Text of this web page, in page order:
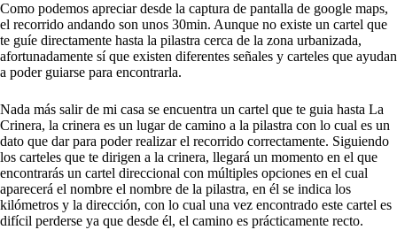
Como podemos apreciar desde la captura de pantalla de google maps,
el recorrido andando son unos 30min. Aunque no existe un cartel que
te guíe directamente hasta la pilastra cerca de la zona urbanizada,
afortunadamente sí que existen diferentes señales y carteles que ayudan
a poder guiarse para encontrarla.
Nada más salir de mi casa se encuentra un cartel que te guia hasta La
Crinera, la crinera es un lugar de camino a la pilastra con lo cual es un
dato que dar para poder realizar el recorrido correctamente. Siguiendo
los carteles que te dirigen a la crinera, llegará un momento en el que
encontrarás un cartel direccional con múltiples opciones en el cual
aparecerá el nombre el nombre de la pilastra, en él se indica los
kilómetros y la dirección, con lo cual una vez encontrado este cartel es
difícil perderse ya que desde él, el camino es prácticamente recto.